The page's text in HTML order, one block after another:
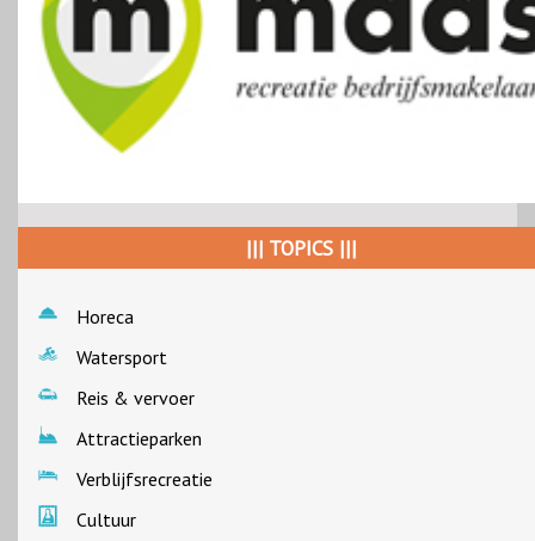
||| TOPICS |||
Horeca
Watersport
Reis & vervoer
Attractieparken
Verblijfsrecreatie
Cultuur